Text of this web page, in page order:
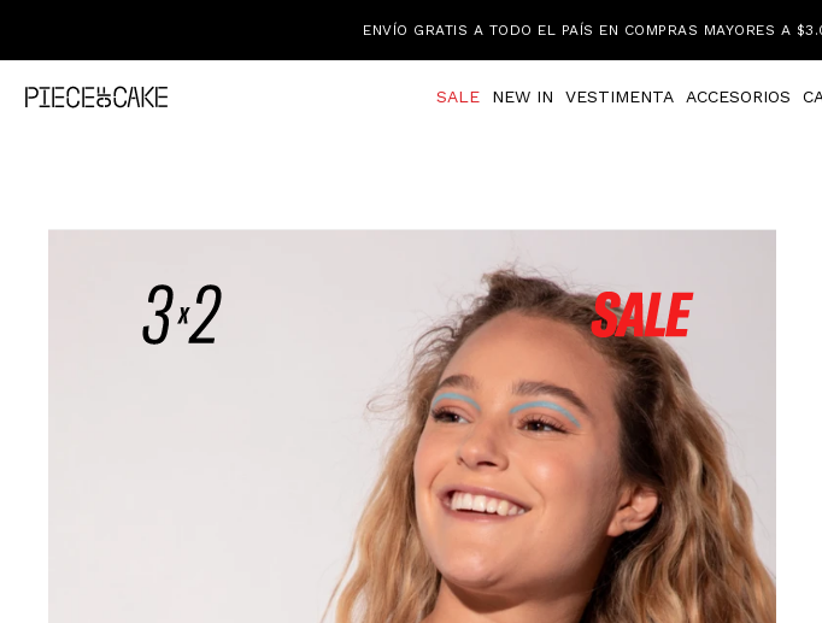
ENVÍO GRATIS A TODO EL PAÍS EN COMPRAS MAYORES A
SALE NEW IN VESTIMENTA ACCESORIOS